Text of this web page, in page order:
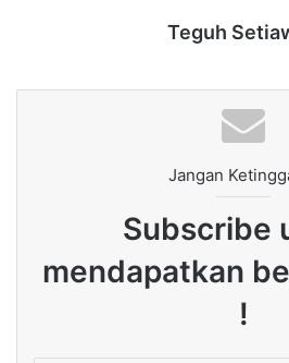
Teguh
Jangan
Subscribe
mendapatkan
!